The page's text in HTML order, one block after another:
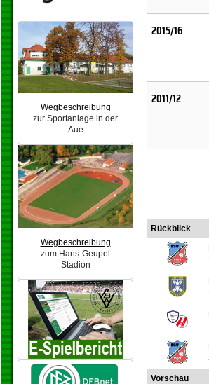
Wegbeschreibung
zur Sportanlage in der
Aue
Wegbeschreibung
zum Hans-Geupel
Stadion
2015/16
2011/12
Rückblick
Vorschau